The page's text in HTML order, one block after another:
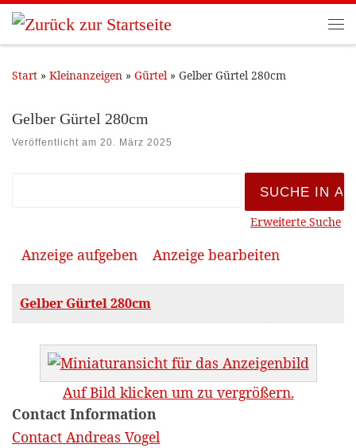
Zum Inhalt springen
Start » Kleinanzeigen » Gürtel » Gelber Gürtel 280cm
Gelber Gürtel 280cm
Veröffentlicht am 20. März 2025
Erweiterte Suche
Anzeige aufgeben Anzeige bearbeiten
Gelber Gürtel 280cm
Auf Bild klicken um zu vergrößern.
Contact Information
Contact Andreas Vogel